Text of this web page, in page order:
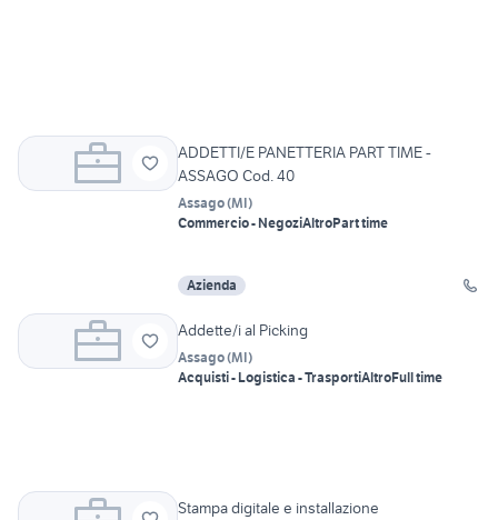
ADDETTI/E PANETTERIA PART TIME -
ASSAGO Cod. 40
Assago(MI)
Commercio - NegoziAltroPart time
Azienda
Addette/i al Picking
Assago(MI)
Acquisti - Logistica - TrasportiAltroFull time
Stampa digitale e installazione